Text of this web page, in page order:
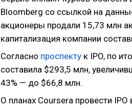
Bloomberg со ссылкой на
акционеры продали 15,73 млн
капитализация компании
Согласно проспекту к IPO, по
составила $293,5 млн,
43% — до $66,8 млн.
О планах Coursera провести